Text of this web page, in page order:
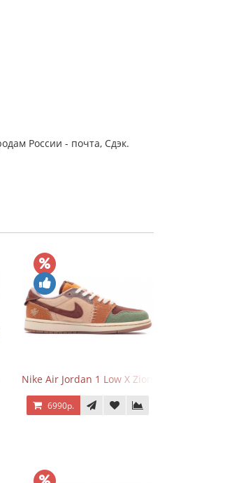
России - почта, Сдэк.
Nike Air Jordan 1 Low X Zion Williamson
6990р.